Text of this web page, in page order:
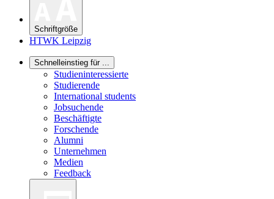
Schriftgröße
HTWK Leipzig
Schnelleinstieg für ...
Studieninteressierte
Studierende
International students
Jobsuchende
Beschäftigte
Forschende
Alumni
Unternehmen
Medien
Feedback